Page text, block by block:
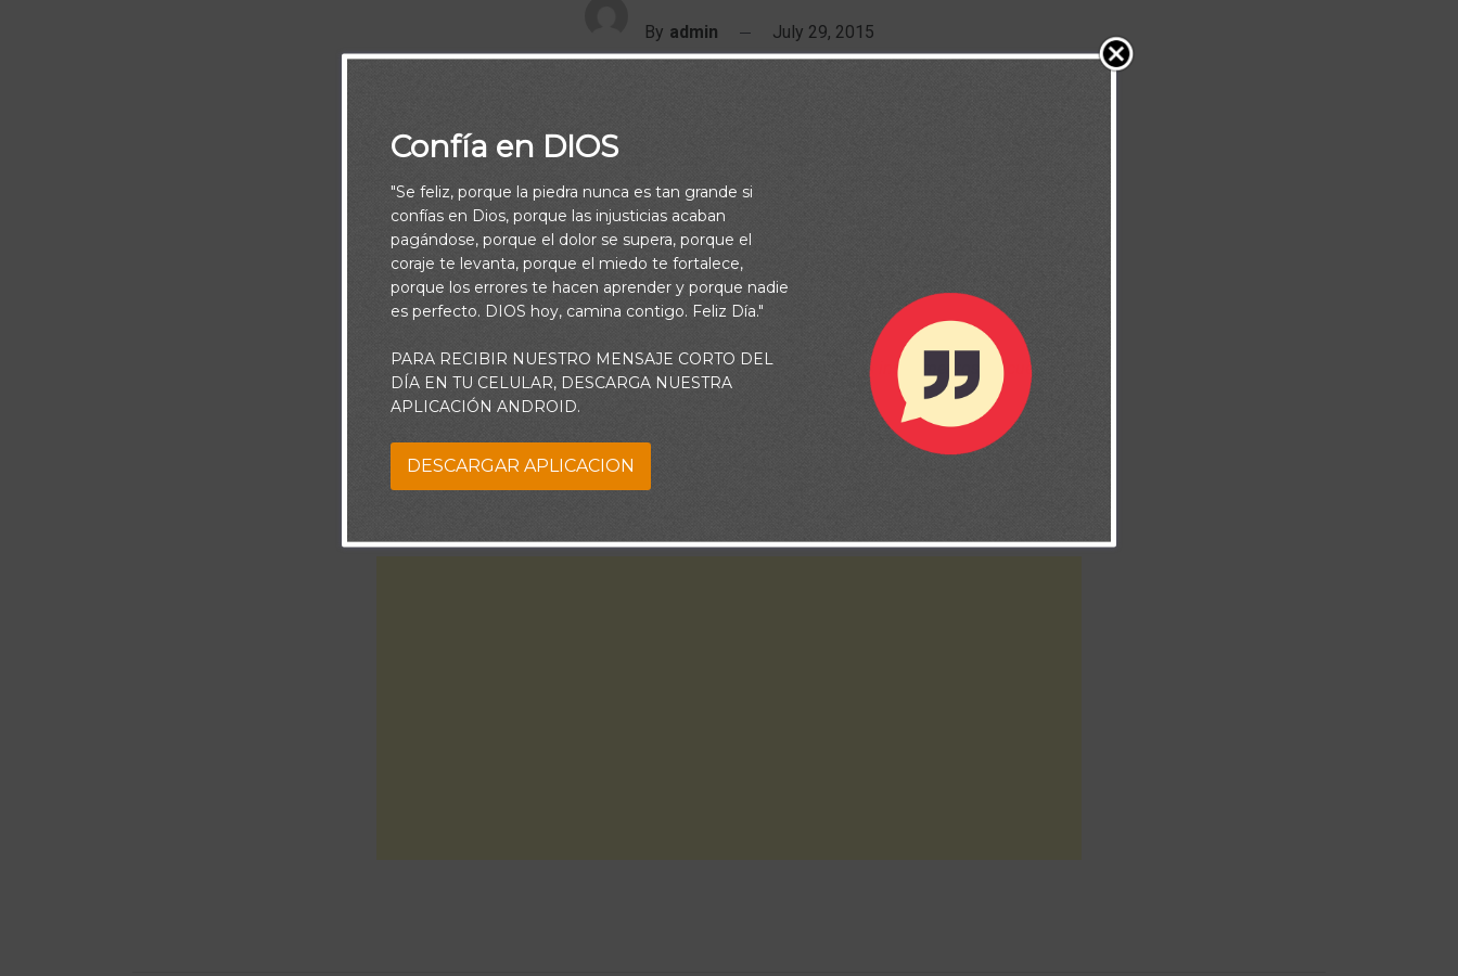
By admin July 29, 2015
“Jehová el Señor es mi fortaleza,
Y en mis alturas me hace andar. Al jefe de los cantores, sobre mis instrumentos de cuerdas.”
Comments
Confía en DIOS
"Se feliz, porque la piedra nunca es tan grande si
confías en Dios, porque las injusticias acaban
pagándose, porque el dolor se supera, porque el
coraje te levanta, porque el miedo te fortalece,
porque los errores te hacen aprender y porque nadie
es perfecto. DIOS hoy, camina contigo. Feliz Día."
PARA RECIBIR NUESTRO MENSAJE CORTO DEL
DÍA EN TU CELULAR, DESCARGA NUESTRA
APLICACIÓN ANDROID.
DESCARGAR APLICACION